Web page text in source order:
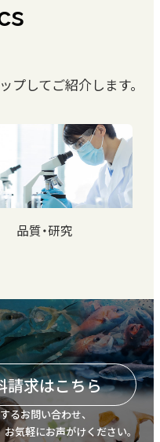
してご紹介します。
品質・研究
請求はこちら
るお問い合わせ、
気軽にお声がけください。